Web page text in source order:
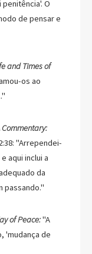
O
de pensar e
and Times of
os ao
Commentary:
"Arrependei-
aqui inclui a
da
passando."
of Peace:"A
'mudança de